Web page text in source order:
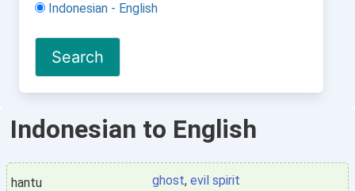
Indonesian - English
Indonesian to English
hantu ghost, evil spirit